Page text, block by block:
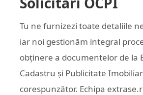
Tu ne furnizezi toate detaliile
iar noi gestionăm integral
obținere a documentelor de la
Cadastru și Publicitate
corespunzător. Echipa